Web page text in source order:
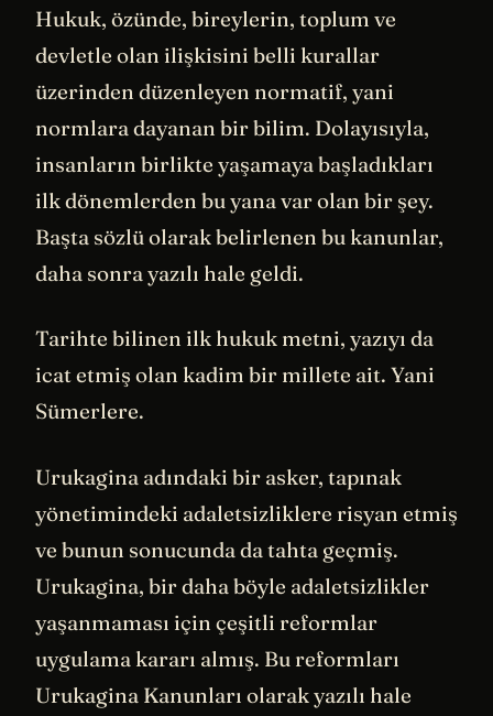
Hukuk, özünde, bireylerin, toplum ve
devletle olan ilişkisini belli kurallar
üzerinden düzenleyen normatif, yani
normlara dayanan bir bilim. Dolayısıyla,
insanların birlikte yaşamaya başladıkları
ilk dönemlerden bu yana var olan bir şey.
Başta sözlü olarak belirlenen bu kanunlar,
daha sonra yazılı hale geldi.
Tarihte bilinen ilk hukuk metni, yazıyı da
icat etmiş olan kadim bir millete ait. Yani
Sümerlere.
Urukagina adındaki bir asker, tapınak
yönetimindeki adaletsizliklere risyan etmiş
ve bunun sonucunda da tahta geçmiş.
Urukagina, bir daha böyle adaletsizlikler
yaşanmaması için çeşitli reformlar
uygulama kararı almış. Bu reformları
Urukagina Kanunları olarak yazılı hale